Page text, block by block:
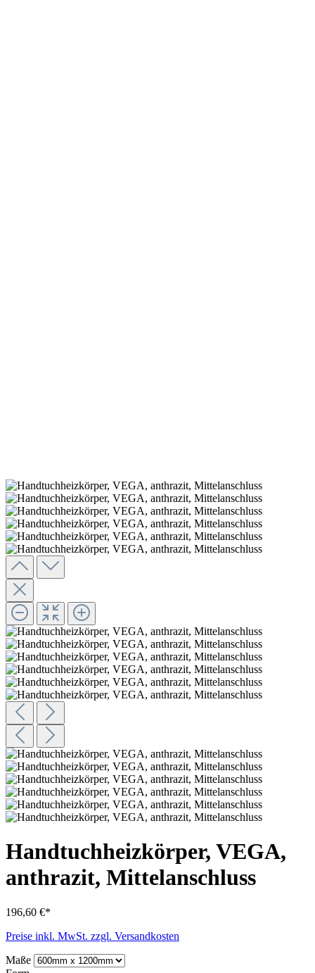
Handtuchheizkörper, VEGA,
anthrazit, Mittelanschluss
196,60 €*
Preise inkl. MwSt. zzgl. Versandkosten
Maße